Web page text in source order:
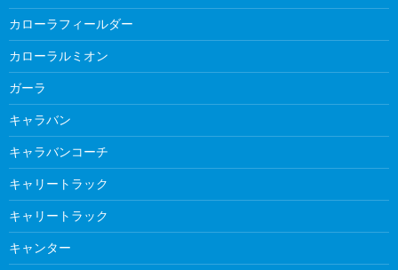
カローラフィールダー
カローラルミオン
ガーラ
キャラバン
キャラバンコーチ
キャリートラック
キャリートラック
キャンター